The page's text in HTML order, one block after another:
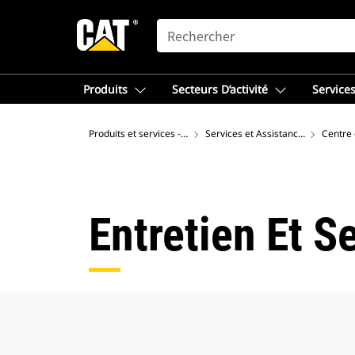
SEARCH
Produits Secteurs D’activité
Produits et services - Amérique du NordServices et Assistance Cat®Centre
Entretien Et